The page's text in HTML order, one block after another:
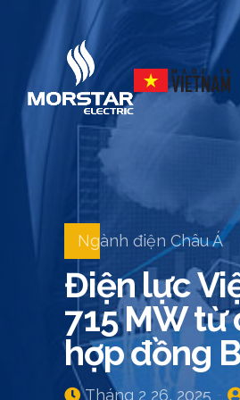
Ngành điện Châu Á
Điện lực
715 MW
hợp đồng
Tháng 2 26, 2025